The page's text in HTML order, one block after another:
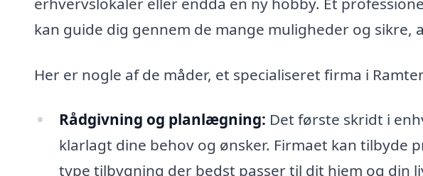
kan guide dig gennem de mange muligheder og sikre,
Her er nogle af de måder, et specialiseret firma i
Rådgivning og planlægning: Det første skridt i
klarlagt dine behov og ønsker. Firmaet kan tilbyde
type tilbygning der bedst passer til dit hjem og din